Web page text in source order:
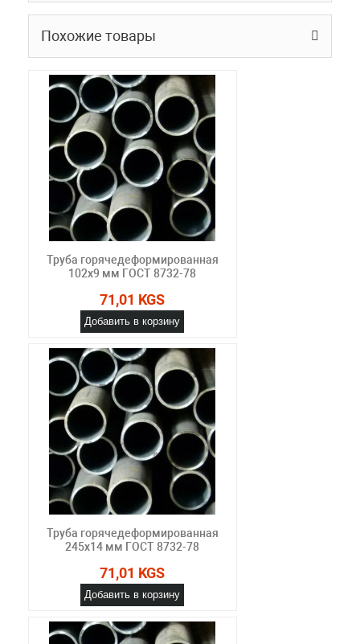
Похожие товары
Труба горячедеформированная
102х9 мм ГОСТ 8732-78
71,01 KGS
Добавить в корзину
Труба горячедеформированная
245х14 мм ГОСТ 8732-78
71,01 KGS
Добавить в корзину